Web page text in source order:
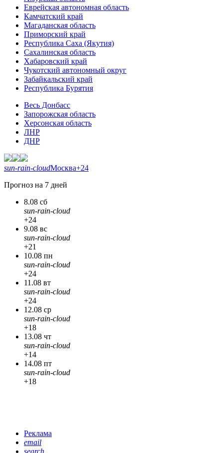
Еврейская автономная область
Камчатский край
Магаданская область
Приморский край
Республика Саха (Якутия)
Сахалинская область
Хабаровский край
Чукотский автономный округ
Забайкальский край
Республика Бурятия
Весь Донбасс
Запорожская область
Херсонская область
ЛНР
ДНР
sun-rain-cloudМосква+24
Прогноз на 7 дней
8.08 сб
sun-rain-cloud
+24
9.08 вс
sun-rain-cloud
+21
10.08 пн
sun-rain-cloud
+24
11.08 вт
sun-rain-cloud
+24
12.08 ср
sun-rain-cloud
+18
13.08 чт
sun-rain-cloud
+14
14.08 пт
sun-rain-cloud
+18
Реклама
email
search